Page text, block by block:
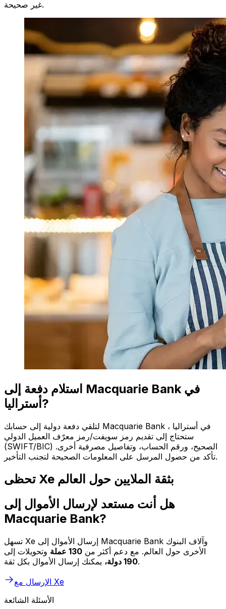
غير صحيحة.
استلام دفعة إلى Macquarie Bank في
أستراليا?
لتلقي دفعة دولية إلى حسابك Macquarie Bank في أستراليا ،
ستحتاج إلى تقديم رمز سويفت/رمز معرّف العميل الدولي
(SWIFT/BIC) الصحيح، ورقم الحساب، وتفاصيل مصرفية أخرى.
تأكد من حصول المرسل على المعلومات الصحيحة لتجنب التأخير.
تحظى Xe بثقة الملايين حول العالم
هل أنت مستعد لإرسال الأموال إلى
Macquarie Bank?
تسهل Xe إرسال الأموال إلى Macquarie Bank وآلاف البنوك
الأخرى حول العالم. مع دعم أكثر من 130 عملة
وتحويلات إلى
190 دولة،يمكنك إرسال الأموال بكل ثقة.
الإرسال مع Xe
الأسئلة الشائعة